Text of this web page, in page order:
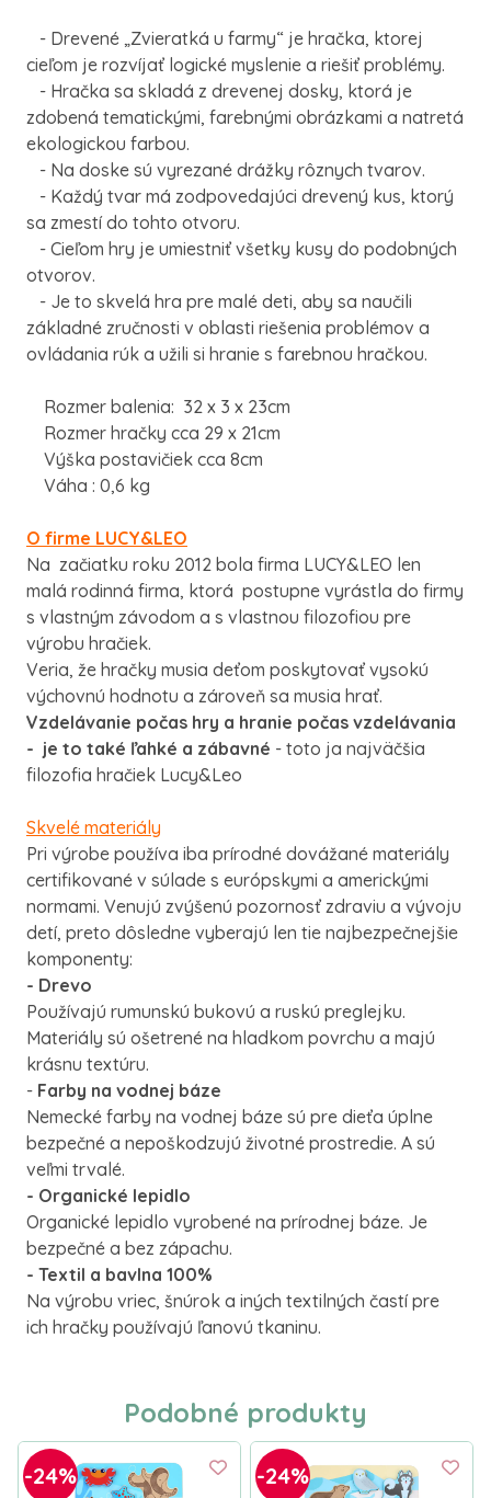
- Drevené „Zvieratká u farmy“ je hračka, ktorej
cieľom je rozvíjať logické myslenie a riešiť problémy.
- Hračka sa skladá z drevenej dosky, ktorá je
zdobená tematickými, farebnými obrázkami a natretá
ekologickou farbou.
- Na doske sú vyrezané drážky rôznych tvarov.
- Každý tvar má zodpovedajúci drevený kus, ktorý
sa zmestí do tohto otvoru.
- Cieľom hry je umiestniť všetky kusy do podobných
otvorov.
- Je to skvelá hra pre malé deti, aby sa naučili
základné zručnosti v oblasti riešenia problémov a
ovládania rúk a užili si hranie s farebnou hračkou.
Rozmer balenia: 32 x 3 x 23cm
Rozmer hračky cca 29 x 21cm
Výška postavičiek cca 8cm
Váha : 0,6 kg
O firme LUCY&LEO
Na začiatku roku 2012 bola firma LUCY&LEO len
malá rodinná firma, ktorá postupne vyrástla do firmy
s vlastným závodom a s vlastnou filozofiou pre
výrobu hračiek.
Veria, že hračky musia deťom poskytovať vysokú
výchovnú hodnotu a zároveň sa musia hrať.
Vzdelávanie počas hry a hranie počas vzdelávania
- je to také ľahké a zábavné - toto ja najväčšia
filozofia hračiek Lucy&Leo
Skvelé materiály
Pri výrobe používa iba prírodné dovážané materiály
certifikované v súlade s európskymi a americkými
normami. Venujú zvýšenú pozornosť zdraviu a vývoju
detí, preto dôsledne vyberajú len tie najbezpečnejšie
komponenty:
- Drevo
Používajú rumunskú bukovú a ruskú preglejku.
Materiály sú ošetrené na hladkom povrchu a majú
krásnu textúru.
- Farby na vodnej báze
Nemecké farby na vodnej báze sú pre dieťa úplne
bezpečné a nepoškodzujú životné prostredie. A sú
veľmi trvalé.
- Organické lepidlo
Organické lepidlo vyrobené na prírodnej báze. Je
bezpečné a bez zápachu.
- Textil a bavlna 100%
Na výrobu vriec, šnúrok a iných textilných častí pre
ich hračky používajú ľanovú tkaninu.
Podobné produkty
-24% -24%